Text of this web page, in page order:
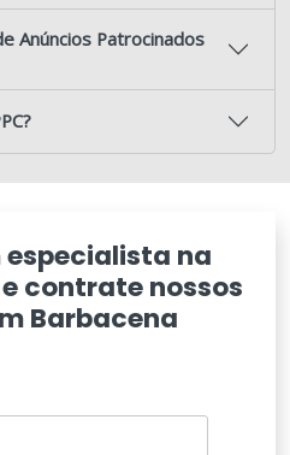
Anúncios Patrocinados
especialista na
contrate nossos
Barbacena